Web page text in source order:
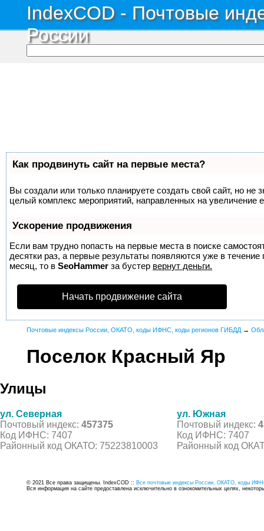
IndexCOD - Почтовые
России
Как продвинуть сайт на первые места?
Вы создали или только планируете создать свой сайт, но не
целый комплекс мероприятий, направленных на увеличение
Ускорение продвижения
Если вам трудно попасть на первые места в поиске
десятки раз, а первые результаты появляются уже в
месяц, то в SeoHammer за бустер вернут деньги.
Начать продвижение сайта
Почтовые индексы России, ОКАТО, коды ИФНС, коды регионов ГИБДД →
Поселок Красный Яр
Улицы
ул. Северная
Почтовый индекс: 457375
Код ИФНС: 7407
Районный код ОКАТО: 75223810003
ул. Южная
Почтовый индекс:
Код ИФНС: 7407
Районный код
© 2021 Все права защищены. IndexCOD :: Все почтовые индексы России, ОКАТО, коды
Вся информация на сайте предоставлена исключительно в ознокомительных целях,